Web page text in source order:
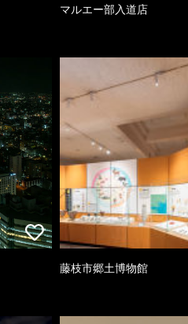
マルエー部入道店
藤枝市郷土博物館